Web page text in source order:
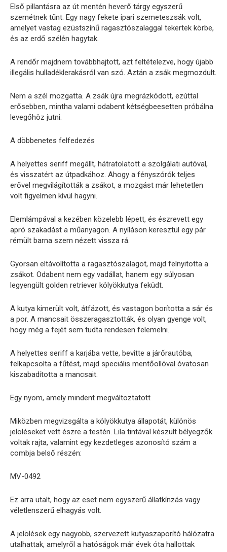
Első pillantásra az út mentén heverő tárgy egyszerű
szemétnek tűnt. Egy nagy fekete ipari szemeteszsák volt,
amelyet vastag ezüstszínű ragasztószalaggal tekertek körbe,
és az erdő szélén hagytak.
A rendőr majdnem továbbhajtott, azt feltételezve, hogy újabb
illegális hulladéklerakásról van szó. Aztán a zsák megmozdult.
Nem a szél mozgatta. A zsák újra megrázkódott, ezúttal
erősebben, mintha valami odabent kétségbeesetten próbálna
levegőhöz jutni.
A döbbenetes felfedezés
A helyettes seriff megállt, hátratolatott a szolgálati autóval,
és visszatért az útpadkához. Ahogy a fényszórók teljes
erővel megvilágították a zsákot, a mozgást már lehetetlen
volt figyelmen kívül hagyni.
Elemlámpával a kezében közelebb lépett, és észrevett egy
apró szakadást a műanyagon. A nyíláson keresztül egy pár
rémült barna szem nézett vissza rá.
Gyorsan eltávolította a ragasztószalagot, majd felnyitotta a
zsákot. Odabent nem egy vadállat, hanem egy súlyosan
legyengült golden retriever kölyökkutya feküdt.
A kutya kimerült volt, átfázott, és vastagon borította a sár és
a por. A mancsait összeragasztották, és olyan gyenge volt,
hogy még a fejét sem tudta rendesen felemelni.
A helyettes seriff a karjába vette, bevitte a járőrautóba,
felkapcsolta a fűtést, majd speciális mentőollóval óvatosan
kiszabadította a mancsait.
Egy nyom, amely mindent megváltoztatott
Miközben megvizsgálta a kölyökkutya állapotát, különös
jelöléseket vett észre a testén. Lila tintával készült bélyegzők
voltak rajta, valamint egy kezdetleges azonosító szám a
combja belső részén:
MV-0492
Ez arra utalt, hogy az eset nem egyszerű állatkínzás vagy
véletlenszerű elhagyás volt.
A jelölések egy nagyobb, szervezett kutyaszaporító hálózatra
utalhattak, amelyről a hatóságok már évek óta hallottak